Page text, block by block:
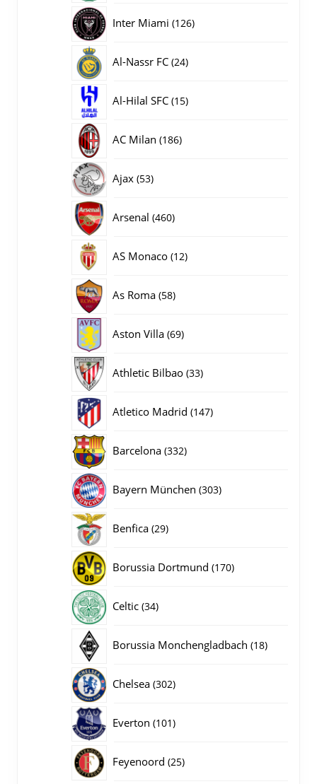
Inter Miami 126126
Al-Nassr FC 2424
Al-Hilal SFC 1515
AC Milan 186186
Ajax 5353
Arsenal 460460
AS Monaco 1212
As Roma 5858
Aston Villa 6969
Athletic Bilbao 3333
Atletico Madrid 147147
Barcelona 332332
Bayern München 303303
Benfica 2929
Borussia Dortmund 170170
Celtic 3434
Borussia Monchengladbach 1818
Chelsea 302302
Everton 101101
Feyenoord 2525